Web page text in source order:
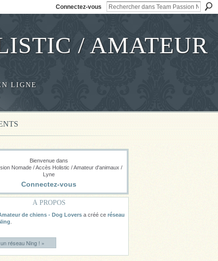
Connectez-vous
/ AMATEUR
LIGNE
Bienvenue dans
Nomade / Accès Holistic / Amateur d'animaux /
Lyne
Connectez-vous
À PROPOS
de chiens - Dog Lovers a créé ce réseau
réseau Ning ! »